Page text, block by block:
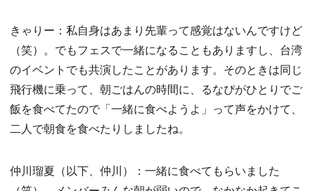
きゃりー：私自身はあまり先輩って感覚はないんですけど
（笑）。でもフェスで一緒になることもありますし、台湾
のイベントでも共演したことがあります。そのときは同じ
飛行機に乗って、朝ごはんの時間に、るなぴがひとりでご
飯を食べてたので「一緒に食べようよ」って声をかけて、
二人で朝食を食べたりしましたね。
仲川瑠夏（以下、仲川）：一緒に食べてもらいました